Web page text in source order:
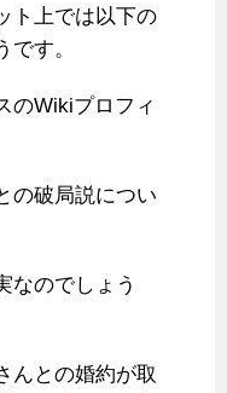
ト上では以下の
す。
のWikiプロフィ
の破局説につい
なのでしょう
んとの婚約が取